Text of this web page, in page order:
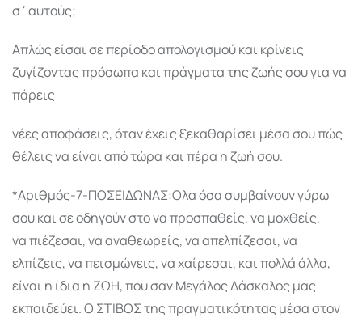
σ΄αυτούς;
Απλώς είσαι σε περίοδο απολογισμού και κρίνεις
ζυγίζοντας πρόσωπα και πράγματα της ζωής σου για να
πάρεις
νέες αποφάσεις, όταν έχεις ξεκαθαρίσει μέσα σου πώς
θέλεις να είναι από τώρα και πέρα η ζωή σου.
*Αριθμός-7-ΠΟΣΕΙΔΩΝΑΣ:Ολα όσα συμβαίνουν γύρω
σου και σε οδηγούν στο να προσπαθείς, να μοχθείς,
να πιέζεσαι, να αναθεωρείς, να απελπίζεσαι, να
ελπίζεις, να πεισμώνεις, να χαίρεσαι, και πολλά άλλα,
είναι η ίδια η ΖΩΗ, που σαν Μεγάλος Δάσκαλος μας
εκπαιδεύει. Ο ΣΤΙΒΟΣ της πραγματικότητας μέσα στον